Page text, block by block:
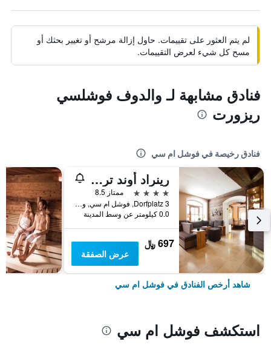
لم يتم العثور على تقييمات. حاول إزالة مرشح أو تغيير بحثك أو
مسح كل شيء لعرض التقييمات.
فنادق مشابهة لـ والدوف فوشلسي
ريزورت
فنادق رخيصة في فوشل ام سي
رينراد أوند ترياتلون هوتل ياكوب
4 نجوم
ممتاز 8.5
Dorfplatz 3, فوشل ام سي, ولاية سالزبورغ, النمسا
0.0 كيلومتر عن وسط المدينة
697 ﷼
عرض الصفقة
شاهد أرخص الفنادق في فوشل ام سي
استكشف فوشل ام سي